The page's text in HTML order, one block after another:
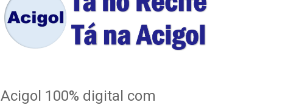
Acigol 100% digital com